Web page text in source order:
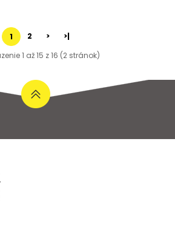
1 2 >
>|
1 až 15 z 16 (2 stránok)